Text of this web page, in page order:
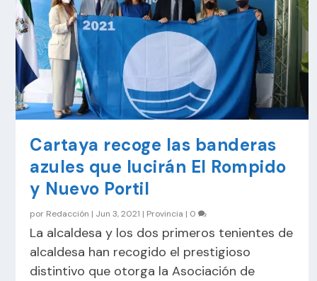
Cartaya recoge las banderas
azules que lucirán El Rompido
y Nuevo Portil
por Redacción | Jun 3, 2021 | Provincia | 0
La alcaldesa y los dos primeros tenientes de
alcaldesa han recogido el prestigioso
distintivo que otorga la Asociación de